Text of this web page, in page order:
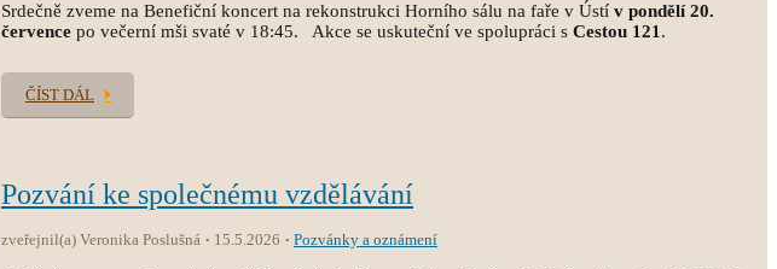
Srdečně zveme na Benefiční koncert na rekonstrukci Horního sálu na faře v Ústí v pondělí 20.
července po večerní mši svaté v 18:45. Akce se uskuteční ve spolupráci s Cestou 121 .
ČÍST DÁL
Pozvání ke společnému vzdělávání
zveřejnil(a) Veronika Poslušná 15.5.2026 Pozvánky a oznámení